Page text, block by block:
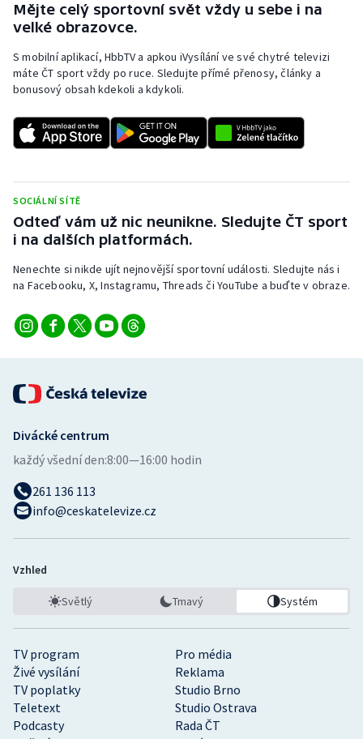
Mějte celý sportovní svět vždy u sebe i na
velké obrazovce.
S mobilní aplikací, HbbTV a apkou iVysílání ve své chytré televizi
máte ČT sport vždy po ruce. Sledujte přímé přenosy, články a
bonusový obsah kdekoli a kdykoli.
SOCIÁLNÍ SÍTĚ
Odteď vám už nic neunikne. Sledujte ČT sport
i na dalších platformách.
Nenechte si nikde ujít nejnovější sportovní události. Sledujte nás i
na Facebooku, X, Instagramu, Threads či YouTube a buďte v obraze.
TV program
Pro média
Živé vysílání
Reklama
TV poplatky
Studio Brno
Teletext
Studio Ostrava
Podcasty
Rada ČT
Divácké centrum
každý všední den:8:00—16:00 hodin
261 136 113
info@ceskatelevize.cz
Vzhled
Světlý Tmavý Systém